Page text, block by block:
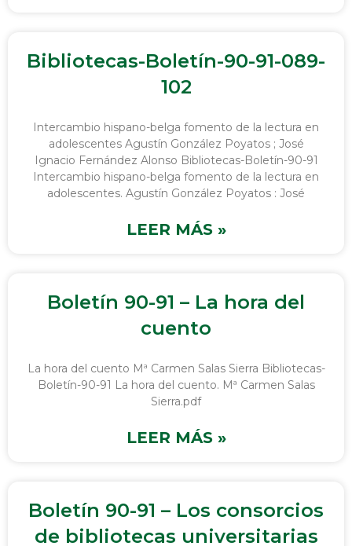
Bibliotecas-Boletín-90-91-089-
102
Intercambio hispano-belga fomento de la lectura en
adolescentes Agustín González Poyatos ; José
Ignacio Fernández Alonso Bibliotecas-Boletín-90-91
Intercambio hispano-belga fomento de la lectura en
adolescentes. Agustín González Poyatos : José
LEER MÁS »
Boletín 90-91 – La hora del
cuento
La hora del cuento Mª Carmen Salas Sierra Bibliotecas-
Boletín-90-91 La hora del cuento. Mª Carmen Salas
Sierra.pdf
LEER MÁS »
Boletín 90-91 – Los consorcios
de bibliotecas universitarias